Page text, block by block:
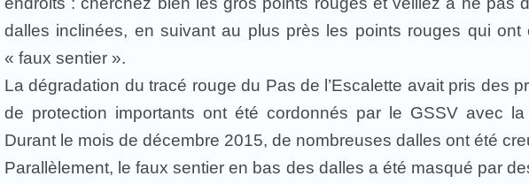
dalles inclinées, en suivant au plus près les points rouges qui ont
« faux sentier ».
La dégradation du tracé rouge du Pas de l’Escalette avait pris des
de protection importants ont été cordonnés par le GSSV avec la
Durant le mois de décembre 2015, de nombreuses dalles ont été
Parallèlement, le faux sentier en bas des dalles a été masqué par